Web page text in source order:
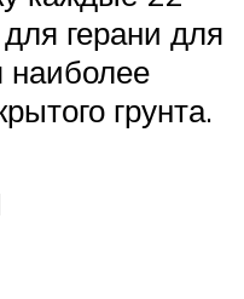
герани для
наиболее
грунта.